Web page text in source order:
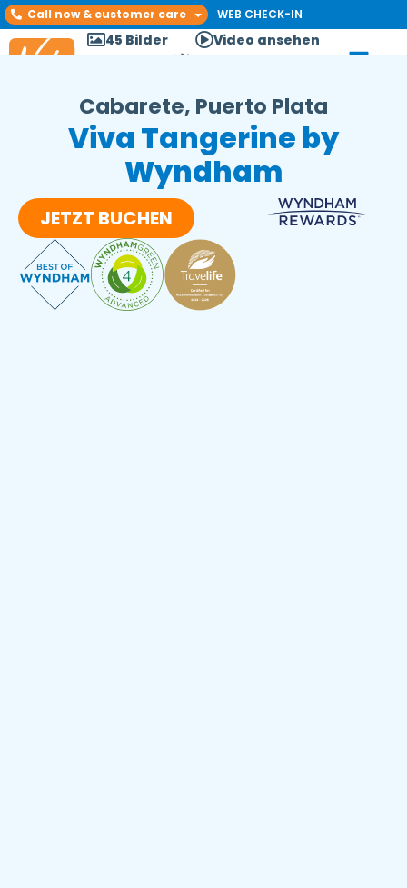
Call now & customer care WEB CHECK-IN
45 Bilder Video ansehen
Cabarete, Puerto Plata
Viva Tangerine by
Wyndham
JETZT BUCHEN